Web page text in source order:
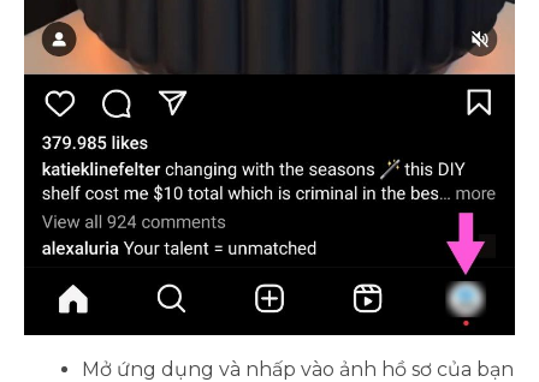
Mở ứng dụng và nhấp vào ảnh hồ sơ của bạn